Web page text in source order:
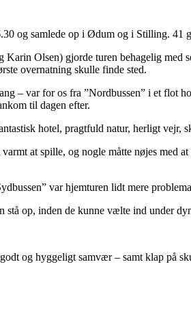
og samlede op i Ødum og i Stilling.
Karin Olsen) gjorde turen behagelig
overnatning skulle finde sted.
– var for os fra ”Nordbussen” i et flot
til dagen efter.
hotel, pragtfuld natur, herligt vejr,
at spille, og nogle måtte nøjes med
var hjemturen lidt mere
stå op, inden de kunne vælte ind under
og hyggeligt samvær – samt klap på